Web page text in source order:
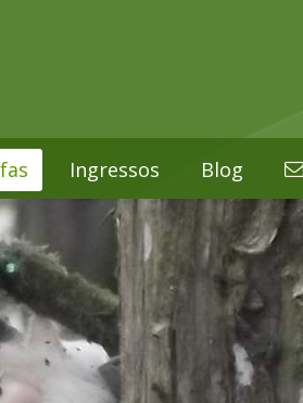
Ingressos Blog